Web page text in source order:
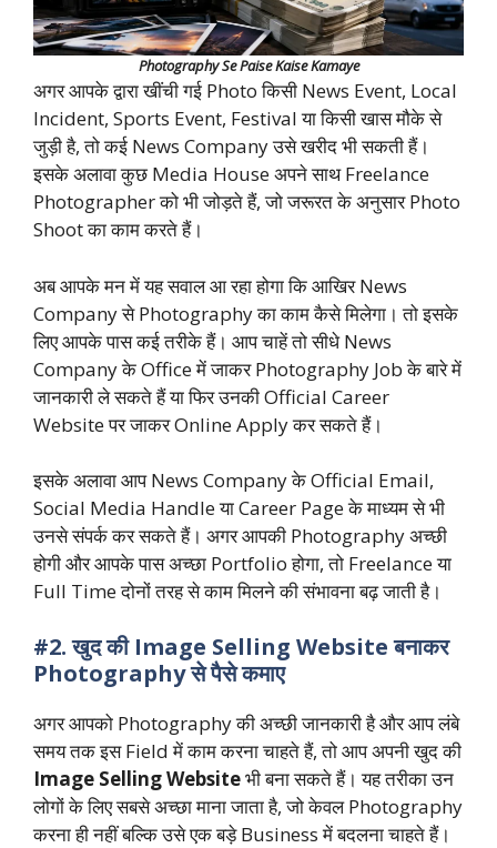
Photography Se Paise Kaise Kamaye
अगर आपके द्वारा खींची गई Photo किसी News Event, Local
Incident, Sports Event, Festival या किसी खास मौके से
जुड़ी है, तो कई News Company उसे खरीद भी सकती हैं।
इसके अलावा कुछ Media House अपने साथ Freelance
Photographer को भी जोड़ते हैं, जो जरूरत के अनुसार Photo
Shoot का काम करते हैं।
अब आपके मन में यह सवाल आ रहा होगा कि आखिर News
Company से Photography का काम कैसे मिलेगा। तो इसके
लिए आपके पास कई तरीके हैं। आप चाहें तो सीधे News
Company के Office में जाकर Photography Job के बारे में
जानकारी ले सकते हैं या फिर उनकी Official Career
Website पर जाकर Online Apply कर सकते हैं।
इसके अलावा आप News Company के Official Email,
Social Media Handle या Career Page के माध्यम से भी
उनसे संपर्क कर सकते हैं। अगर आपकी Photography अच्छी
होगी और आपके पास अच्छा Portfolio होगा, तो Freelance या
Full Time दोनों तरह से काम मिलने की संभावना बढ़ जाती है।
#2. खुद की Image Selling Website बनाकर
Photography से पैसे कमाए
अगर आपको Photography की अच्छी जानकारी है और आप लंबे
समय तक इस Field में काम करना चाहते हैं, तो आप अपनी खुद की
Image Selling Websiteभी बना सकते हैं। यह तरीका उन
लोगों के लिए सबसे अच्छा माना जाता है, जो केवल Photography
करना ही नहीं बल्कि उसे एक बड़े Business में बदलना चाहते हैं।